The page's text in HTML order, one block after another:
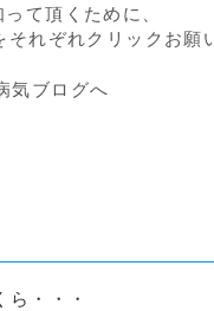
て頂くために、
れぞれクリックお願
・・・